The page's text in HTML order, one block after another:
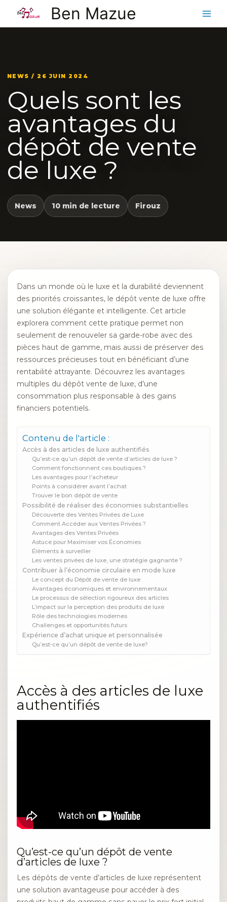
contenu
Ben Mazue
NEWS / 26 JUIN 2024
Quels sont les
avantages du
dépôt de vente
de luxe ?
News 10 min de lecture Firouz
Dans un monde où le luxe et la durabilité deviennent
des priorités croissantes, le dépôt vente de luxe offre
une solution élégante et intelligente. Cet article
explorera comment cette pratique permet non
seulement de renouveler sa garde-robe avec des
pièces haut de gamme, mais aussi de préserver des
ressources précieuses tout en bénéficiant d’une
rentabilité attrayante. Découvrez les avantages
multiples du dépôt vente de luxe, d’une
consommation plus responsable à des gains
financiers potentiels.
Contenu de l'article :
Accès à des articles de luxe authentifiés
Qu’est-ce qu’un dépôt de vente d’articles de luxe ?
Comment fonctionnent ces boutiques ?
Les avantages pour l’acheteur
Points à considérer avant l’achat
Trouver le bon dépôt de vente
Possibilité de réaliser des économies substantielles
Découverte des Ventes Privées de Luxe
Comment Accéder aux Ventes Privées ?
Avantages des Ventes Privées
Astuce pour Maximiser vos Économies
Éléments à surveiller
Les ventes privées de luxe, une stratégie gagnante ?
Contribuer à l’économie circulaire en mode luxe
Le concept du Dépôt de vente de luxe
Avantages économiques et environnementaux
Le processus de sélection rigoureux des articles
L’impact sur la perception des produits de luxe
Rôle des technologies modernes
Challenges et opportunités futurs
Expérience d’achat unique et personnalisée
Qu’est-ce qu’un dépôt de vente de luxe?
Accès à des articles de luxe
authentifiés
Qu’est-ce qu’un dépôt de vente
d’articles de luxe ?
Les dépôts de vente d’articles de luxe représentent
une solution avantageuse pour accéder à des